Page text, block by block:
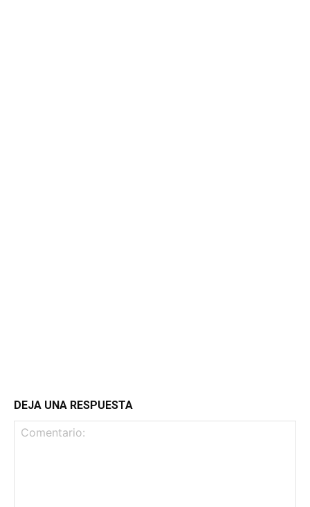
DEJA UNA RESPUESTA